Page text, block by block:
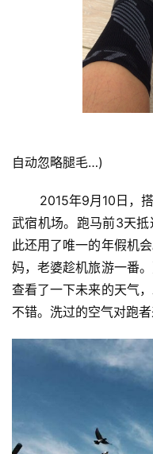
自动忽略腿毛…)
2015年9月10日，搭
武宿机场。跑马前3天
此还用了唯一的年假机
妈，老婆趁机旅游一番
查看了一下未来的天气
不错。洗过的空气对跑者